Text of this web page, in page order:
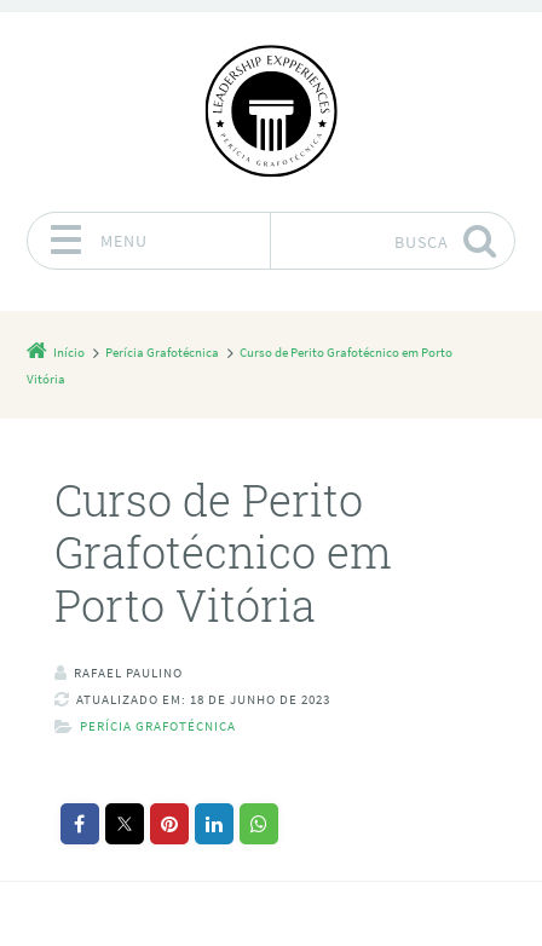
MENU BUSCA
Início Perícia Grafotécnica
Curso de Perito Grafotécnico em Porto
Vitória
Curso de Perito
Grafotécnico em
Porto Vitória
RAFAEL PAULINO
ATUALIZADO EM: 18 DE JUNHO DE 2023
PERÍCIA GRAFOTÉCNICA